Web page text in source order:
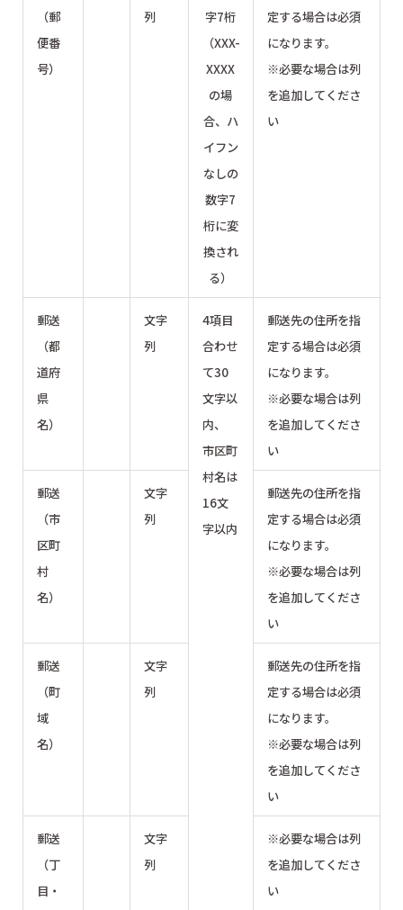
（郵
便番
号）
列
字7桁
（XXX-
XXXX
の場
合、ハ
イフン
なしの
数字7
桁に変
換され
る）
定する場合は必須
になります。
※必要な場合は列
を追加してくださ
い
郵送
（都
道府
県
名）
文字
列
4項目
合わせ
て30
文字以
内、
市区町
村名は
16文
字以内
郵送先の住所を指
定する場合は必須
になります。
※必要な場合は列
を追加してくださ
い
郵送
（市
区町
村
名）
文字
列
郵送先の住所を指
定する場合は必須
になります。
※必要な場合は列
を追加してくださ
い
郵送
（町
域
名）
文字
列
郵送先の住所を指
定する場合は必須
になります。
※必要な場合は列
を追加してくださ
い
郵送
（丁
目・
文字
列
※必要な場合は列
を追加してくださ
い